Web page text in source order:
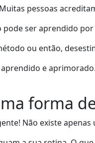
pessoas
ser aprendido
ou então,
e
forma
Não existe